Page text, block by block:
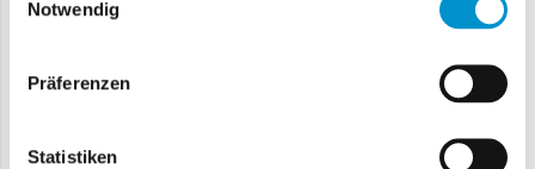
Notwendig
Präferenzen
Statistiken